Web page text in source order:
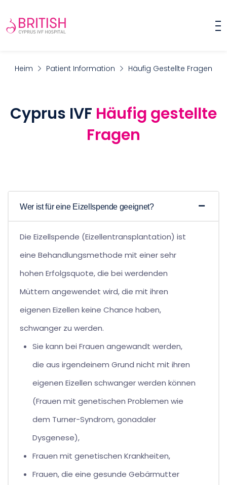
Heim Patient Information Häufig Gestellte Fragen
Cyprus IVF Häufig gestellte
Fragen
Wer ist für eine Eizellspende geeignet?
Die Eizellspende (Eizellentransplantation) ist
eine Behandlungsmethode mit einer sehr
hohen Erfolgsquote, die bei werdenden
Müttern angewendet wird, die mit ihren
eigenen Eizellen keine Chance haben,
schwanger zu werden.
Sie kann bei Frauen angewandt werden,
die aus irgendeinem Grund nicht mit ihren
eigenen Eizellen schwanger werden können
(Frauen mit genetischen Problemen wie
dem Turner-Syndrom, gonadaler
Dysgenese),
Frauen mit genetischen Krankheiten,
Frauen, die eine gesunde Gebärmutter